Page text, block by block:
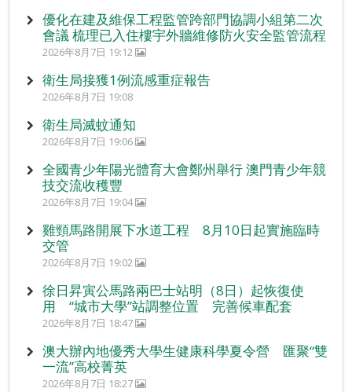
優化在建及維保工程監管跨部門協調小組第二次
會議 梳理已入住樓宇外牆維修防火安全監管流程
2026年8月7日 19:12
衛生局接獲1例流感重症報告
2026年8月7日 19:08
衛生局滅蚊通知
2026年8月7日 19:06
全國青少年陽光體育大會鄭州舉行 澳門青少年競
技交流收穫豐
2026年8月7日 19:04
雞頸馬路開展下水道工程 8月10日起實施臨時
交管
2026年8月7日 19:02
徐日昇寅公馬路兩巴士站明（8日）起恢復使
用 “城市大學”站調整位置 完善候車配套
2026年8月7日 18:47
澳大辦內地優秀大學生健康科學夏令營 匯聚“雙
一流”高校菁英
2026年8月7日 18:27